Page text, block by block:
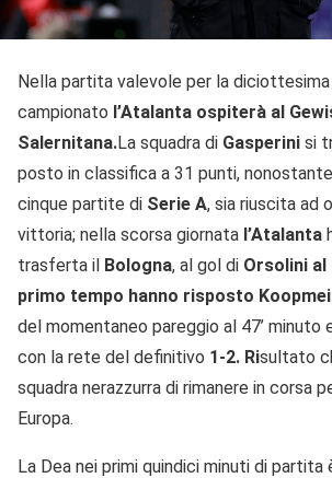
Nella partita valevole per la
campionato l’Atalanta ospiterà al
Salernitana.La squadra di Gasperini si
posto in classifica a 31 punti,
cinque partite di Serie A, sia riuscita ad
vittoria; nella scorsa giornata l’Atalanta
trasferta il Bologna, al gol di Orsolini al
primo tempo hanno risposto
del momentaneo pareggio al 47’ minuto
con la rete del definitivo 1-2. Risultato
squadra nerazzurra di rimanere in corsa
Europa.
La Dea nei primi quindici minuti di partita